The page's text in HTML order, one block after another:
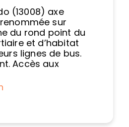
(13008) axe
sur
du rond point du
et d’habitat
lignes de bus.
Accès aux